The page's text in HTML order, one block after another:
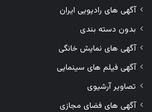
آگهی های رادیویی ایران
بدون دسته بندی
آگهی های نمایش خانگی
آگهی فیلم های سینمایی
تصاویر آرشیوی
آگهی های فضای مجازی